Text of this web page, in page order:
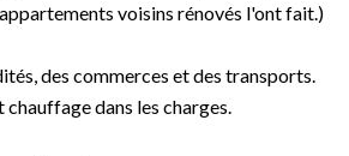
voisins rénovés l'ont fait.)
des commerces et des transports.
dans les charges.